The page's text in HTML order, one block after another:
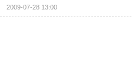
2009-07-28 13:00